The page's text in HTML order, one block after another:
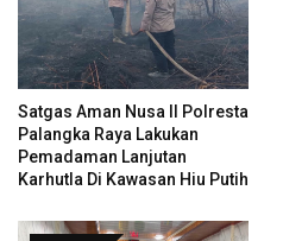
Satgas Aman Nusa II Polresta
Palangka Raya Lakukan
Pemadaman Lanjutan
Karhutla Di Kawasan Hiu Putih